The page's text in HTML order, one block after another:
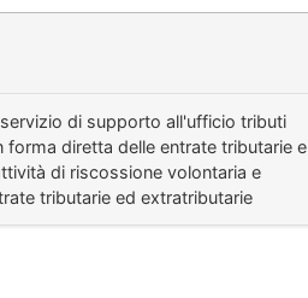
di supporto all'ufficio tributi
forma diretta delle entrate tributarie e
di riscossione volontaria e
tributarie ed extratributarie